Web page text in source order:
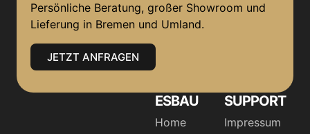
Persönliche Beratung, großer Showroom und
Lieferung in Bremen und Umland.
JETZT ANFRAGEN
ESBAU
Home
SUPPORT
Impressum